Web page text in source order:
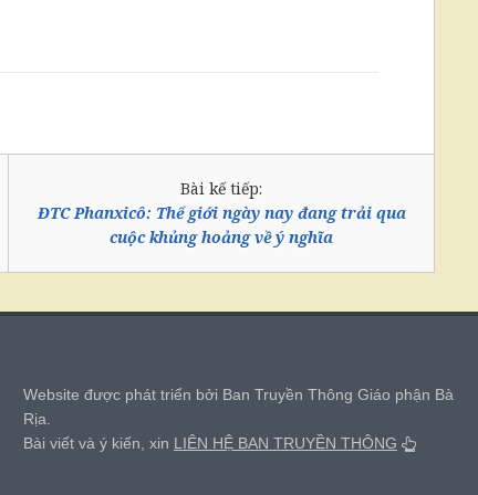
Bài kế tiếp:
ĐTC Phanxicô: Thế giới ngày nay đang trải qua
cuộc khủng hoảng về ý nghĩa
Website được phát triển bởi Ban Truyền Thông Giáo phận Bà
Rịa.
Bài viết và ý kiến, xin LIÊN HỆ BAN TRUYỀN THÔNG